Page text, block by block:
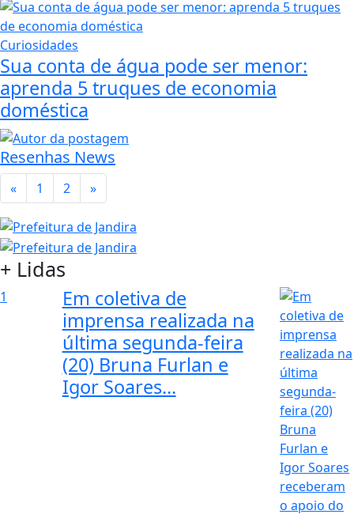
Curiosidades
Sua conta de água pode ser menor:
aprenda 5 truques de economia
doméstica
Resenhas News
« 1 2 »
+ Lidas
1
Em coletiva de
imprensa realizada na
última segunda-feira
(20) Bruna Furlan e
Igor Soares...